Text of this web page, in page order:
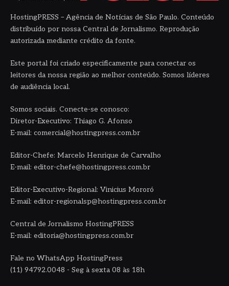
HostingPRESS – Agência de Notícias de São Paulo. Conteúdo
distribuído por nossa Central de Jornalismo. Reprodução
autorizada mediante crédito da fonte.
Este portal foi criado especificamente para conectar os
leitores da nossa região ao melhor conteúdo. Somos líderes
de audiência local.
Somos sociais. Conecte-se conosco:
Diretor-Executivo: Thiago G. Afonso
E-mail: comercial@hostingpress.com.br
Editor-Chefe: Marcelo Henrique de Carvalho
E-mail: editor-chefe@hostingpress.com.br
Editor-Executivo-Regional: Vinicius Mororó
E-mail: editor-regionalsp@hostingpress.com.br
Central de Jornalismo HostingPRESS
E-mail: editoria@hostingpress.com.br
Fale no WhatsApp HostingPress
(11) 94792.0048 - Seg à sexta 08 às 18h